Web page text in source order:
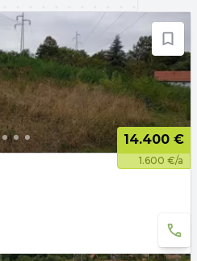
14.400 €
1.600 €/a